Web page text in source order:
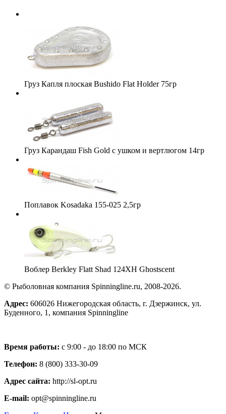
Груз Капля плоская Bushido Flat Holder 75гр
Груз Карандаш Fish Gold с ушком и вертлюгом 14гр
Поплавок Kosadaka 155-025 2,5гр
Воблер Berkley Flatt Shad 124XH Ghostscent
© Рыболовная компания Spinningline.ru, 2008-2026.
Адрес: 606026 Нижегородская область, г. Дзержинск, ул.
Буденного, 1, компания Spinningline
Время работы: с 9:00 - до 18:00 по МСК
Телефон: 8 (800) 333-30-09
Адрес сайта: http://sl-opt.ru
E-mail: opt@spinningline.ru